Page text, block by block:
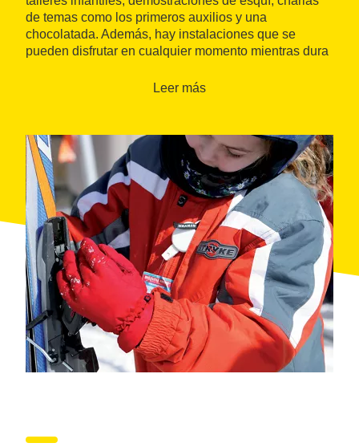
de temas como los primeros auxilios y una
chocolatada. Además, hay instalaciones que se
pueden disfrutar en cualquier momento mientras dura
antiguo de esquí y montaña, reparación de esquís,
Leer más